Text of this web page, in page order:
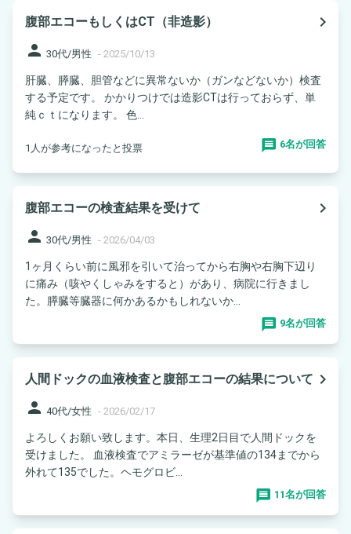
腹部エコーもしくはCT（非造影）
navigate_next
person 30代/男性 - 2025/10/13
肝臓、膵臓、胆管などに異常ないか（ガンなどないか）検査
する予定です。 かかりつけでは造影CTは行っておらず、単
純ｃｔになります。 色...
1人が参考になったと投票 6名が回答
腹部エコーの検査結果を受けて
navigate_next
person 30代/男性 - 2026/04/03
1ヶ月くらい前に風邪を引いて治ってから右胸や右胸下辺り
に痛み（咳やくしゃみをすると）があり、病院に行きまし
た。膵臓等臓器に何かあるかもしれないか...
9名が回答
人間ドックの血液検査と腹部エコーの結果について navigate_next
person 40代/女性 - 2026/02/17
よろしくお願い致します。本日、生理2日目で人間ドックを
受けました。 血液検査でアミラーゼが基準値の134までから
外れて135でした。ヘモグロビ...
11名が回答